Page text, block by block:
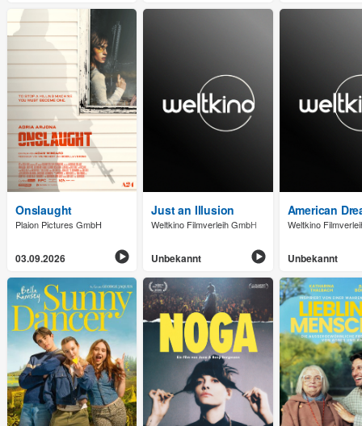
Onslaught
Plaion Pictures GmbH
03.09.2026
Just an Illusion
Weltkino Filmverleih GmbH
Unbekannt
American
Weltkino
Unbekannt